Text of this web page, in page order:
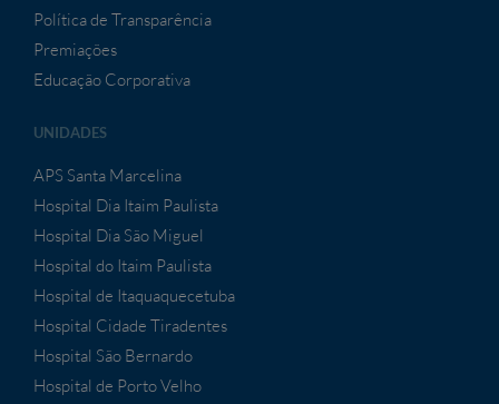
Política de Transparência
Premiações
Educação Corporativa
UNIDADES
APS Santa Marcelina
Hospital Dia Itaim Paulista
Hospital Dia São Miguel
Hospital do Itaim Paulista
Hospital de Itaquaquecetuba
Hospital Cidade Tiradentes
Hospital São Bernardo
Hospital de Porto Velho